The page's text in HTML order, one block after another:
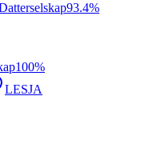
93.4%
100%
LESJA